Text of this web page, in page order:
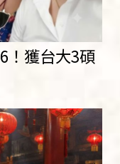
！獲台大3碩